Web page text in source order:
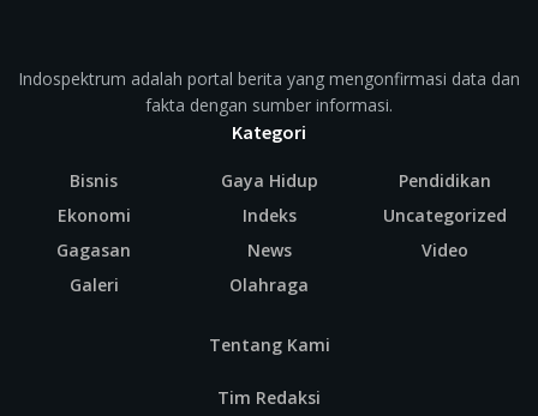
Indospektrum adalah portal berita yang mengonfirmasi data dan
fakta dengan sumber informasi.
Kategori
Bisnis
Ekonomi
Gagasan
Galeri
Gaya Hidup
Indeks
News
Olahraga
Pendidikan
Uncategorized
Video
Tentang Kami
Tim Redaksi